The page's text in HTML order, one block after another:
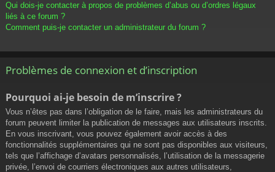
Qui dois-je contacter à propos de problèmes d’abus ou d’ordres légaux
liés à ce forum ?
Comment puis-je contacter un administrateur du forum ?
Problèmes de connexion et d’inscription
Pourquoi ai-je besoin de m’inscrire ?
Vous n’êtes pas dans l’obligation de le faire, mais les administrateurs du
forum peuvent limiter la publication de messages aux utilisateurs inscrits.
En vous inscrivant, vous pouvez également avoir accès à des
fonctionnalités supplémentaires qui ne sont pas disponibles aux visiteurs,
tels que l’affichage d’avatars personnalisés, l’utilisation de la messagerie
privée, l’envoi de courriers électroniques aux autres utilisateurs,